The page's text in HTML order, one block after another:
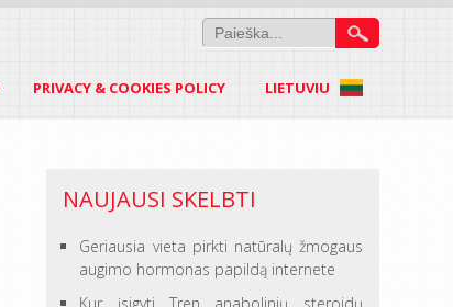
PRIVACY & COOKIES POLICY LIETUVIU
NAUJAUSI SKELBTI
Geriausia vieta pirkti natūralų žmogaus
augimo hormonas papildą internete